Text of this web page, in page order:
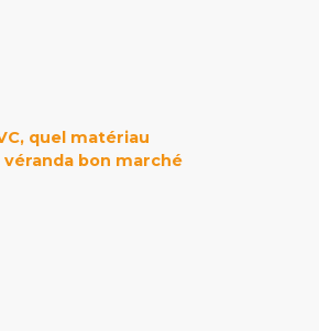
quel matériau
bon marché